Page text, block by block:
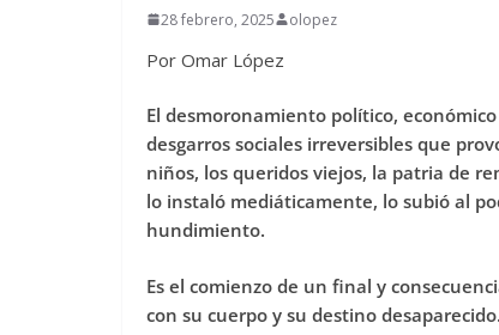
28 febrero, 2025 olopez
Por Omar López
El desmoronamiento político,
desgarros sociales irreversibles que
niños, los queridos viejos, la patria de
lo instaló mediáticamente, lo subió al
hundimiento.
Es el comienzo de un final y
con su cuerpo y su destino desaparecido.